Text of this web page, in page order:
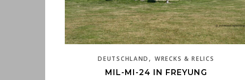
DEUTSCHLAND ,WRECKS & RELICS
MIL-MI-24 IN FREYUNG